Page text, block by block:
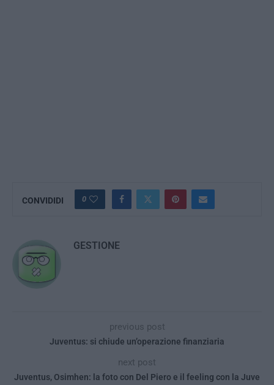
CONVIDIDI 0
GESTIONE
previous post
Juventus: si chiude un’operazione finanziaria
next post
Juventus, Osimhen: la foto con Del Piero e il feeling con la Juve